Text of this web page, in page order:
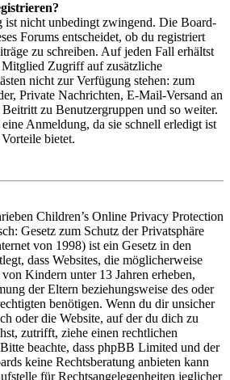
ist nicht unbedingt zwingend. Die Board-
Forums entscheidet, ob du registriert
zu schreiben. Auf jeden Fall erhältst
Mitglied Zugriff auf zusätzliche
nicht zur Verfügung stehen: zum
Private Nachrichten, E-Mail-Versand an
zu Benutzergruppen und so weiter.
Anmeldung, da sie schnell erledigt ist
bietet.
Children’s Online Privacy Protection
Gesetz zum Schutz der Privatsphäre
von 1998) ist ein Gesetz in den
dass Websites, die möglicherweise
Kindern unter 13 Jahren erheben,
der Eltern beziehungsweise des oder
benötigen. Wenn du dir unsicher
oder die Website, auf der du dich zu
zutrifft, ziehe einen rechtlichen
beachte, dass phpBB Limited und der
keine Rechtsberatung anbieten kann
für Rechtsangelegenheiten jeglicher